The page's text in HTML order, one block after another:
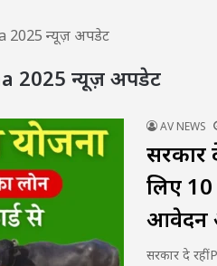
2025 न्यूज़ अपडेट
2025 न्यूज़ अपडेट
AV NEWS
सरकार
लिए
आवेदन
सरकार दे